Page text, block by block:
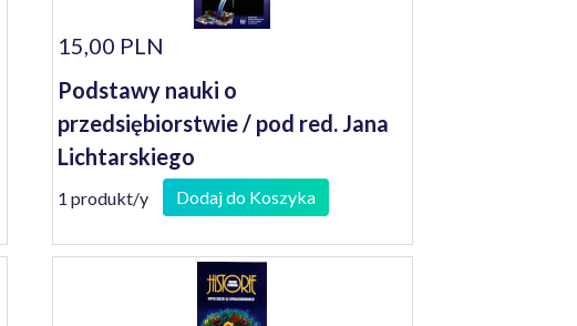
15,00 PLN
Podstawy nauki o
przedsiębiorstwie / pod red. Jana
Lichtarskiego
1 produkt/y Dodaj do Koszyka